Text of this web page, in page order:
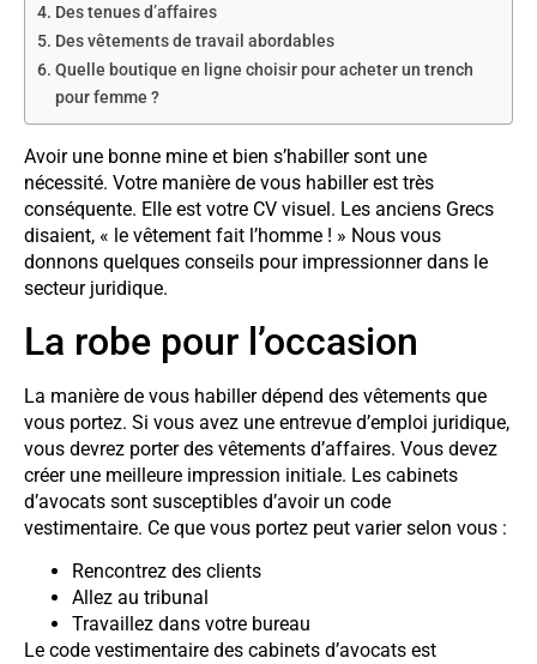
Des tenues d’affaires
Des vêtements de travail abordables
Quelle boutique en ligne choisir pour acheter un trench
pour femme ?
Avoir une bonne mine et bien s’habiller sont une
nécessité. Votre manière de vous habiller est très
conséquente. Elle est votre CV visuel. Les anciens Grecs
disaient, « le vêtement fait l’homme ! » Nous vous
donnons quelques conseils pour impressionner dans le
secteur juridique.
La robe pour l’occasion
La manière de vous habiller dépend des vêtements que
vous portez. Si vous avez une entrevue d’emploi juridique,
vous devrez porter des vêtements d’affaires. Vous devez
créer une meilleure impression initiale. Les cabinets
d’avocats sont susceptibles d’avoir un code
vestimentaire. Ce que vous portez peut varier selon vous :
Rencontrez des clients
Allez au tribunal
Travaillez dans votre bureau
Le code vestimentaire des cabinets d’avocats est